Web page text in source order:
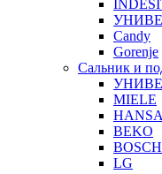
Candy
Gorenje
Сальник и
MIELE
HANSA
BEKO
LG